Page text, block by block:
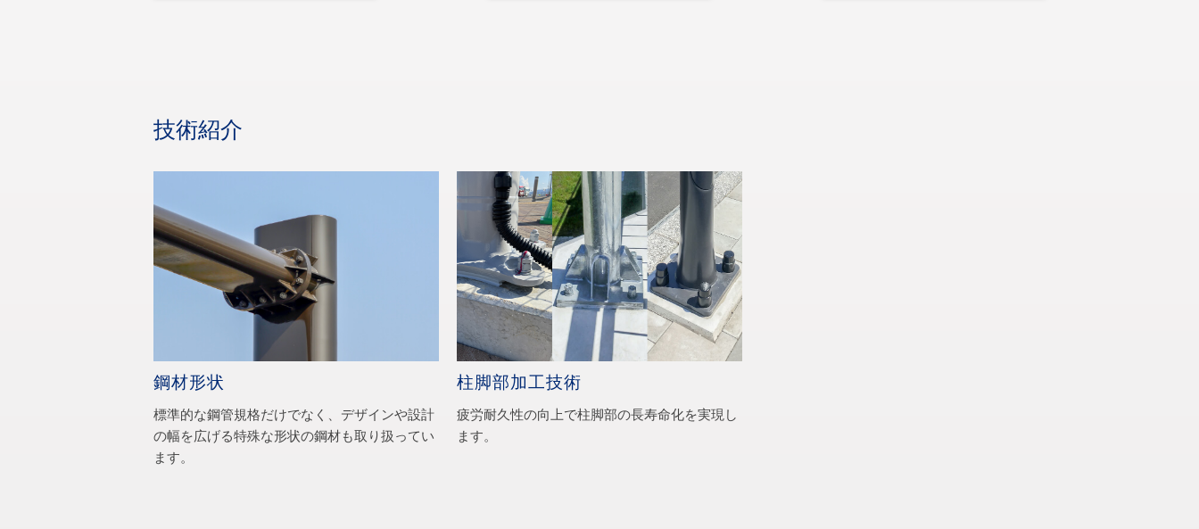
技術紹介
鋼材形状
標準的な鋼管規格だけでなく、デザインや設計
の幅を広げる特殊な形状の鋼材も取り扱ってい
ます。
柱脚部加工技術
疲労耐久性の向上で柱脚部の長寿命化を実現し
ます。